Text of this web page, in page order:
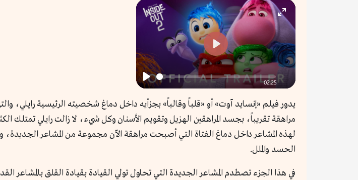
Play
02:25
Enter
fullscreen
Play
يدور فيلم «إنسايد آوت» أو «قلباً وقالباً» بجزأيه داخل دماغ شخصيته الرئيسية رايلي،
مراهقة تقريباً، بجسد المراهقين الهزيل وتقويم الأسنان وكل شيء، لا زالت رايلي تمتلك
لهذه المشاعر داخل دماغ الفتاة التي أصبحت مراهقة الآن مجموعة من المشاعر
الحسد والملل.
في هذا الجزء تصطدم المشاعر الجديدة التي تحاول تولي القيادة بقيادة القلق بالمشاعر